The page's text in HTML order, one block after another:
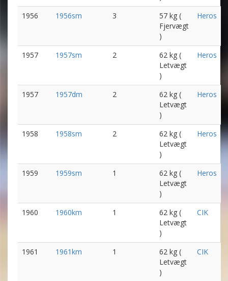
1956 1956sm 3
57 kg (
Fjervægt
)
Heros
1957 1957sm 2
62 kg (
Letvægt
)
Heros
1957 1957dm 2
62 kg (
Letvægt
)
Heros
1958 1958sm 2
62 kg (
Letvægt
)
Heros
1959 1959sm 1
62 kg (
Letvægt
)
Heros
1960 1960km 1
62 kg (
Letvægt
)
CIK
1961 1961km 1
62 kg (
Letvægt
)
CIK